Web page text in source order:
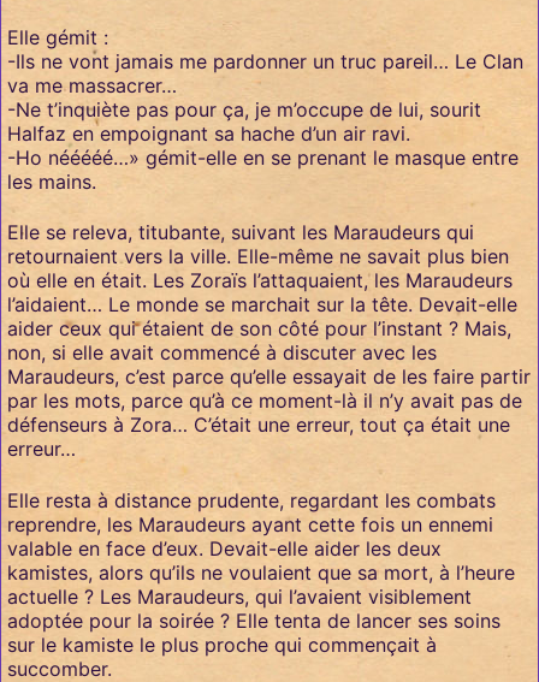
Elle gémit :
-Ils ne vont jamais me pardonner un truc pareil… Le Clan
va me massacrer…
-Ne t’inquiète pas pour ça, je m’occupe de lui, sourit
Halfaz en empoignant sa hache d’un air ravi.
-Ho nééééé…» gémit-elle en se prenant le masque entre
les mains.
Elle se releva, titubante, suivant les Maraudeurs qui
retournaient vers la ville. Elle-même ne savait plus bien
où elle en était. Les Zoraïs l’attaquaient, les Maraudeurs
l’aidaient… Le monde se marchait sur la tête. Devait-elle
aider ceux qui étaient de son côté pour l’instant ? Mais,
non, si elle avait commencé à discuter avec les
Maraudeurs, c’est parce qu’elle essayait de les faire partir
par les mots, parce qu’à ce moment-là il n’y avait pas de
défenseurs à Zora… C’était une erreur, tout ça était une
erreur…
Elle resta à distance prudente, regardant les combats
reprendre, les Maraudeurs ayant cette fois un ennemi
valable en face d’eux. Devait-elle aider les deux
kamistes, alors qu’ils ne voulaient que sa mort, à l’heure
actuelle ? Les Maraudeurs, qui l’avaient visiblement
adoptée pour la soirée ? Elle tenta de lancer ses soins
sur le kamiste le plus proche qui commençait à
succomber.